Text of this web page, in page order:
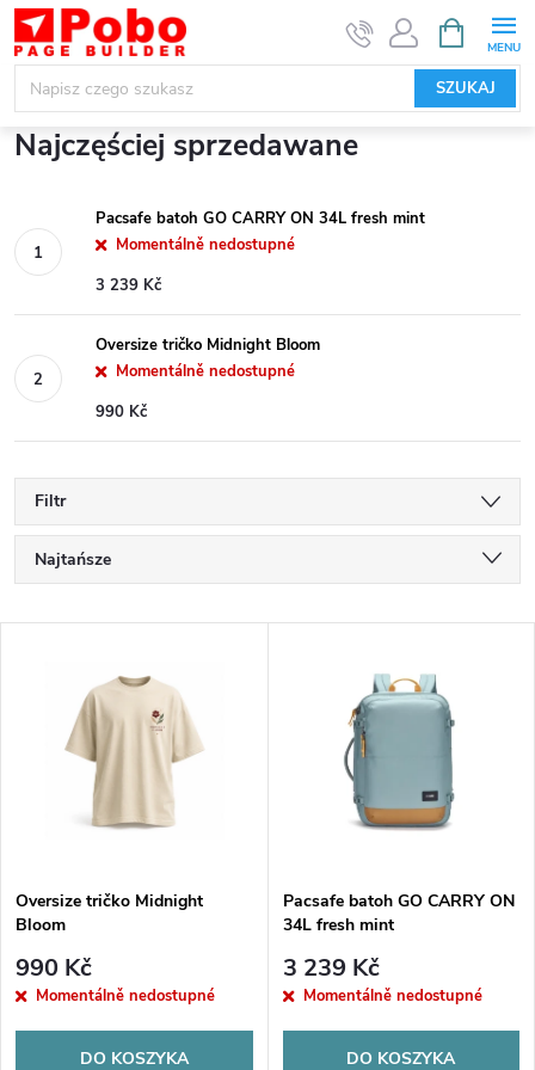
Przejść
do
treści
SZUKAJ
KOSZYK
Najczęściej sprzedawane
Pacsafe batoh GO CARRY ON 34L fresh mint
Momentálně nedostupné
3 239 Kč
Oversize tričko Midnight Bloom
Momentálně nedostupné
990 Kč
Filtr
S
o
a
n
i
Najtańsze
Alfabetycznie
a
p
r
Oversize tričko Midnight
Bloom
990 Kč
Momentálně nedostupné
DO KOSZYKA
Pacsafe batoh GO CARRY ON
34L fresh mint
3 239 Kč
Momentálně nedostupné
DO KOSZYKA